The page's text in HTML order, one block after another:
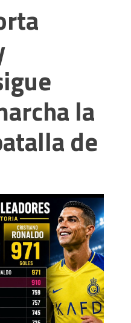
la
de